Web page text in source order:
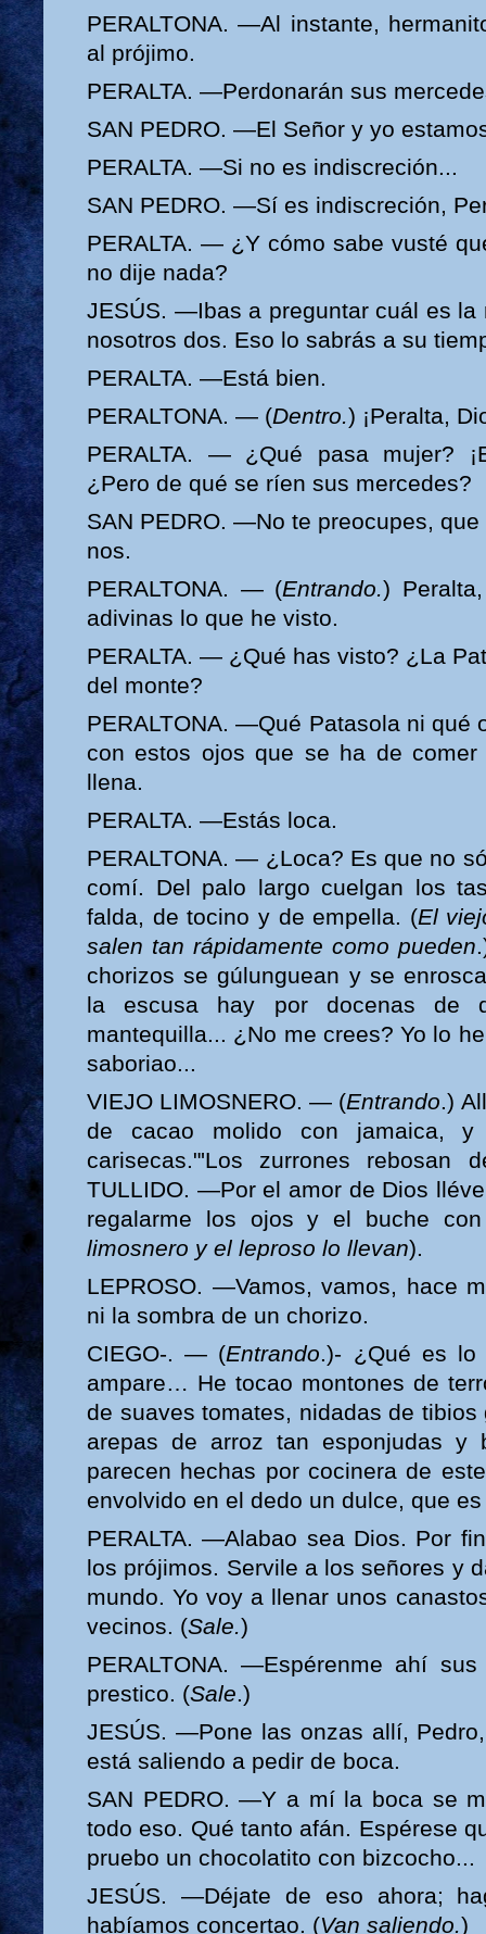
PERALTONA. —Al instante,
al prójimo.
PERALTA. —Perdonarán sus
SAN PEDRO. —El Señor y yo
PERALTA. —Si no es indiscreción...
SAN PEDRO. —Sí es indiscreción,
PERALTA. — ¿Y cómo sabe vusté
no dije nada?
JESÚS. —Ibas a preguntar cuál es la
nosotros dos. Eso lo sabrás a su
PERALTA. —Está bien.
PERALTONA. — (Dentro.) ¡Peralta,
PERALTA. — ¿Qué pasa mujer?
¿Pero de qué se ríen sus mercedes?
SAN PEDRO. —No te preocupes,
nos.
PERALTONA. — (Entrando.)
adivinas lo que he visto.
PERALTA. — ¿Qué has visto? ¿La
del monte?
PERALTONA. —Qué Patasola ni qué
con estos ojos que se ha de
llena.
PERALTA. —Estás loca.
PERALTONA. — ¿Loca? Es que no
comí. Del palo largo cuelgan los
falda, de tocino y de empella. (El
salen tan rápidamente como pueden
chorizos se gúlunguean y se
la escusa hay por docenas de
mantequilla... ¿No me crees? Yo lo
saboriao...
VIEJO LIMOSNERO. — (Entrando.)
de cacao molido con jamaica,
carisecas."'Los zurrones rebosan
TULLIDO. —Por el amor de Dios
regalarme los ojos y el buche
limosnero y el leproso lo llevan).
LEPROSO. —Vamos, vamos, hace
ni la sombra de un chorizo.
CIEGO-. — (Entrando.)- ¿Qué es lo
ampare… He tocao montones de
de suaves tomates, nidadas de
arepas de arroz tan esponjudas y
parecen hechas por cocinera de
envolvido en el dedo un dulce, que
PERALTA. —Alabao sea Dios. Por
los prójimos. Servile a los señores y
mundo. Yo voy a llenar unos
vecinos. (Sale.)
PERALTONA. —Espérenme ahí
prestico. (Sale.)
JESÚS. —Pone las onzas allí,
está saliendo a pedir de boca.
SAN PEDRO. —Y a mí la boca se
todo eso. Qué tanto afán. Espérese
pruebo un chocolatito con bizcocho...
JESÚS. —Déjate de eso ahora;
habíamos concertao. (Van saliendo.)